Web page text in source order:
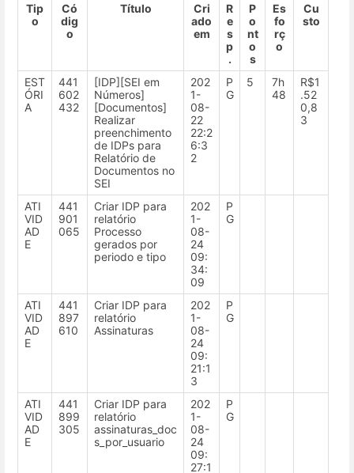
Tip
o
Có
dig
o
Título
Cri
ado
em
R
e
s
p
.
P
o
nt
o
s
Es
fo
rç
o
Cu
sto
EST
ÓRI
A
441
602
432
[IDP][SEI em
Números]
[Documentos]
Realizar
preenchimento
de IDPs para
Relatório de
Documentos no
SEI
202
1-
08-
22
22:2
6:3
2
P
G
5
7h
48
R$1
.52
0,8
3
ATI
VID
AD
E
441
901
065
Criar IDP para
relatório
Processo
gerados por
periodo e tipo
202
1-
08-
24
09:
34:
09
P
G
ATI
VID
AD
E
441
897
610
Criar IDP para
relatório
Assinaturas
202
1-
08-
24
09:
21:1
3
P
G
ATI
VID
AD
E
441
899
305
Criar IDP para
relatório
assinaturas_doc
s_por_usuario
202
1-
08-
24
09:
27:1
P
G